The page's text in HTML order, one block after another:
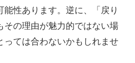
能性あります。逆に、「戻り
その理由が魅力的ではない場
っては合わないかもしれませ